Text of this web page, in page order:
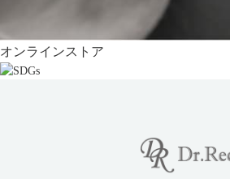
オンラインストア